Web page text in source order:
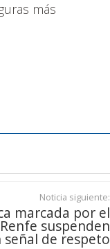
más
Noticia siguiente:
marcada por el
suspenden
señal de respeto